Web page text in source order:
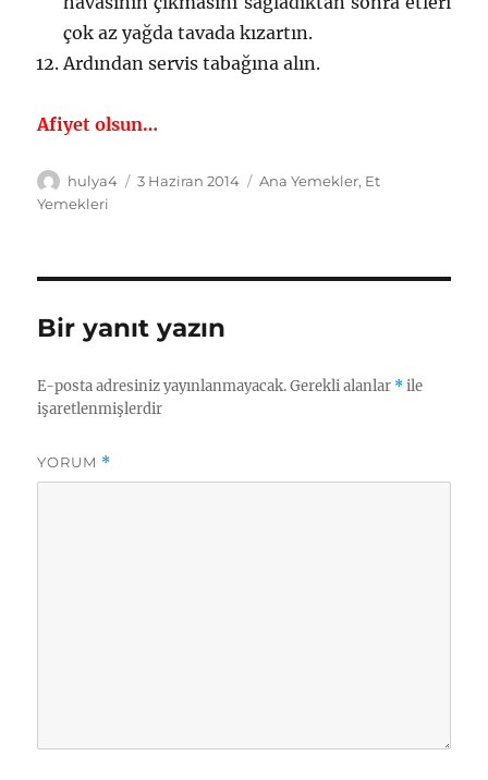
çok az yağda tavada kızartın.
Ardından servis tabağına alın.
Afiyet olsun…
Yazar
hulya4
Yayın
3 Haziran 2014 Kategoriler
Ana Yemekler, Et
Yemekleri
Bir yanıt yazın
E-posta adresiniz yayınlanmayacak. Gerekli alanlar *ile
işaretlenmişlerdir
YORUM *